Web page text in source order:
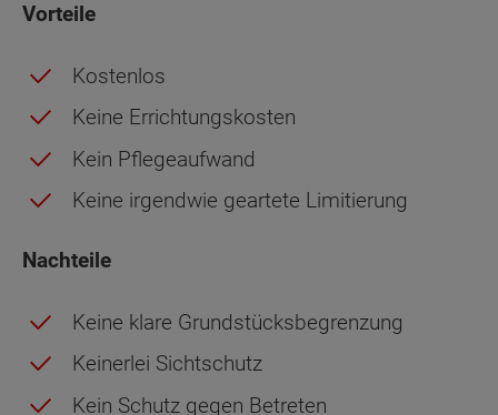
Vorteile
Kostenlos
Keine Errichtungskosten
Kein Pflegeaufwand
Keine irgendwie geartete Limitierung
Nachteile
Keine klare Grundstücksbegrenzung
Keinerlei Sichtschutz
Kein Schutz gegen Betreten